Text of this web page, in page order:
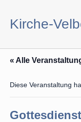
springen
Kirche-
« Alle
Diese Veranstaltung